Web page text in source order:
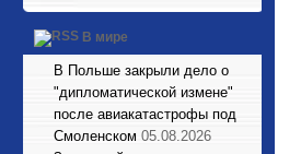
В мире
В Польше закрыли дело о
"дипломатической измене"
после авиакатастрофы под
Смоленском 05.08.2026